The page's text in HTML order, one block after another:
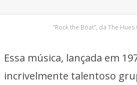
“Rock the Boat”, da The
Essa música, lançada em
incrivelmente talentoso